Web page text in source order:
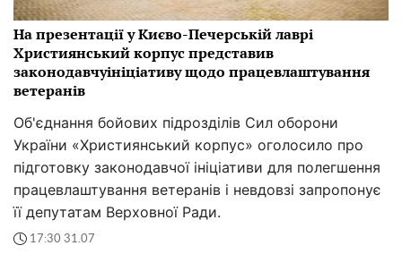
На презентації у Києво-Печерській лаврі
Християнський корпус представив
законодавчуініціативу щодо працевлаштування
ветеранів
Об'єднання бойових підрозділів Сил оборони
України «Християнський корпус» оголосило про
підготовку законодавчої ініціативи для полегшення
працевлаштування ветеранів і невдовзі запропонує
її депутатам Верховної Ради.
17:30 31.07